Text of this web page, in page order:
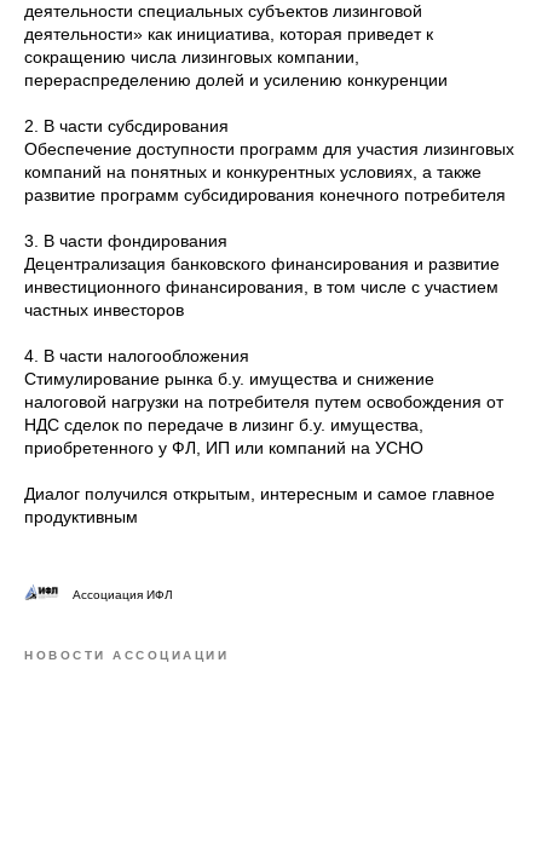
деятельности специальных субъектов лизинговой
деятельности» как инициатива, которая приведет к
сокращению числа лизинговых компании,
перераспределению долей и усилению конкуренции
2. В части субсдирования
Обеспечение доступности программ для участия лизинговых
компаний на понятных и конкурентных условиях, а также
развитие программ субсидирования конечного потребителя
3. В части фондирования
Децентрализация банковского финансирования и развитие
инвестиционного финансирования, в том числе с участием
частных инвесторов
4. В части налогообложения
Стимулирование рынка б.у. имущества и снижение
налоговой нагрузки на потребителя путем освобождения от
НДС сделок по передаче в лизинг б.у. имущества,
приобретенного у ФЛ, ИП или компаний на УСНО
Диалог получился открытым, интересным и самое главное
продуктивным
Ассоциация ИФЛ
НОВОСТИ АССОЦИАЦИИ